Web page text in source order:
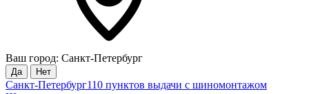
Ваш город: Санкт-Петербург
Да Нет
Санкт-Петербург110 пунктов выдачи с шиномонтажом